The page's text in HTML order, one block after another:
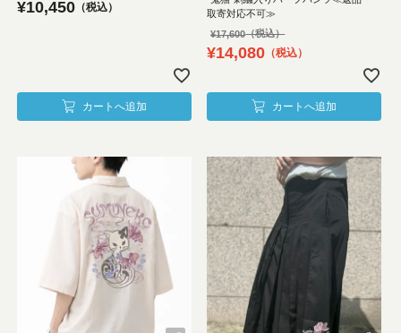
¥10,450 税込
カートへ追加
取寄対応不可≫
¥17,600
¥14,080 税込
カートへ追加